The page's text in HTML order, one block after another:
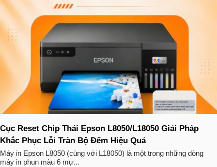
Cục Reset Chip Thải Epson L8050/L18050 Giải Pháp
Khắc Phục Lỗi Tràn Bộ Đếm Hiệu Quả
Máy in Epson L8050 (cùng với L18050) là một trong những dòng
máy in phun màu 6 mự...